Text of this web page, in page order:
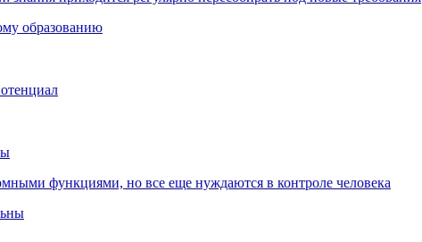
функциями, но все еще нуждаются в контроле человека